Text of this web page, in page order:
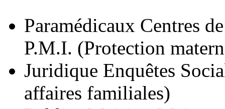
Paramédicaux Centres
P.M.I. (Protection
Juridique Enquêtes
affaires familiales)